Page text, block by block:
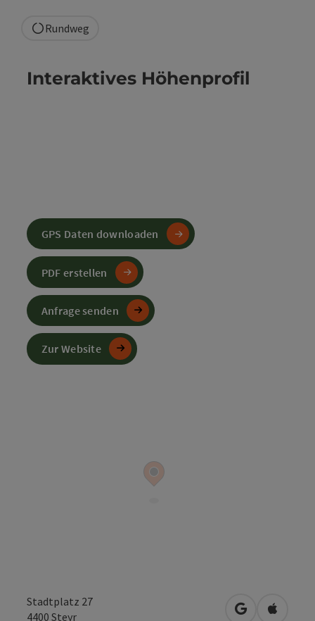
Rundweg
Stadtplatz 27
4400 Steyr in Google
in
Interaktives Höhenprofil
GPS Daten downloaden
PDF erstellen
Anfrage senden
Zur Website